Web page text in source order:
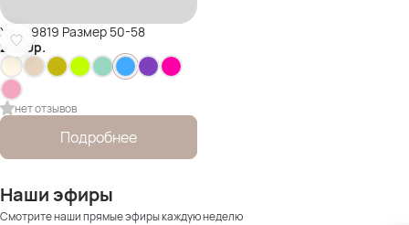
Худи 9819 Размер 50-58
2 500р.
нет отзывов
Подробнее
Наши эфиры
Смотрите наши прямые эфиры каждую неделю